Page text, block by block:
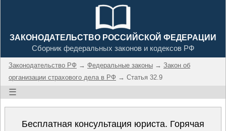
ЗАКОНОДАТЕЛЬСТВО РОССИЙСКОЙ ФЕДЕРАЦИИ
Сборник федеральных законов и кодексов РФ
Законодательство РФ → Федеральные законы → Закон об
организации страхового дела в РФ → Статья 32.9
☰
Бесплатная консультация юриста. Горячая